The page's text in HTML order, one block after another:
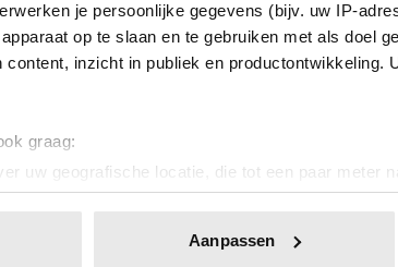
je persoonlijke gegevens (bijv. uw IP-
op te slaan en te gebruiken met als doel
content, inzicht in publiek en productontwikkeling.
graag:
uw geografische locatie, die tot een paar meter
door het actief te scannen op specifieke
of intrekken in de Cookieverklaring.
Aanpassen